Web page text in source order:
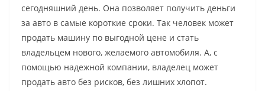
сегодняшний день. Она позволяет получить деньги
за авто в самые короткие сроки. Так человек может
продать машину по выгодной цене и стать
владельцем нового, желаемого автомобиля. А, с
помощью надежной компании, владелец может
продать авто без рисков, без лишних хлопот.